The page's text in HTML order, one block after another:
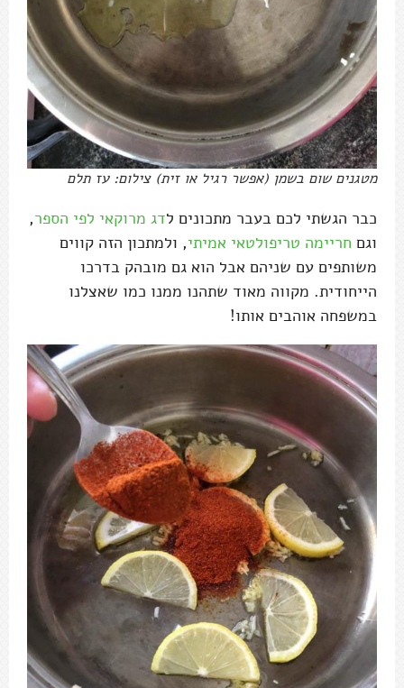
מטגנים שום בשמן (אפשר רגיל או זית) צילום: עז תלם
כבר הגשתי לכם בעבר מתכונים לדג מרוקאי לפי הספר,
וגם חריימה טריפולטאי אמיתי, ולמתכון הזה קווים
משותפים עם שניהם אבל הוא גם מובהק בדרכו
הייחודית. מקווה מאוד שתהנו ממנו כמו שאצלנו
במשפחה אוהבים אותו!